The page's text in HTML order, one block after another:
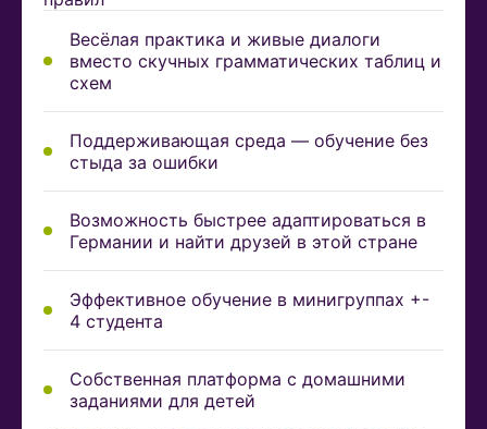
Весёлая практика и живые диалоги
вместо скучных грамматических таблиц и
схем
Поддерживающая среда — обучение без
стыда за ошибки
Возможность быстрее адаптироваться в
Германии и найти друзей в этой стране
Эффективное обучение в минигруппах +-
4 студента
Собственная платформа с домашними
заданиями для детей